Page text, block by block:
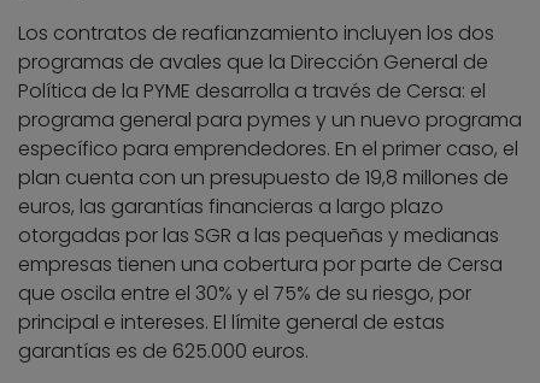
Los contratos de reafianzamiento incluyen los dos
programas de avales que la Dirección General de
Política de la PYME desarrolla a través de Cersa: el
programa general para pymes y un nuevo programa
específico para emprendedores. En el primer caso, el
plan cuenta con un presupuesto de 19,8 millones de
euros, las garantías financieras a largo plazo
otorgadas por las SGR a las pequeñas y medianas
empresas tienen una cobertura por parte de Cersa
que oscila entre el 30% y el 75% de su riesgo, por
principal e intereses. El límite general de estas
garantías es de 625.000 euros.